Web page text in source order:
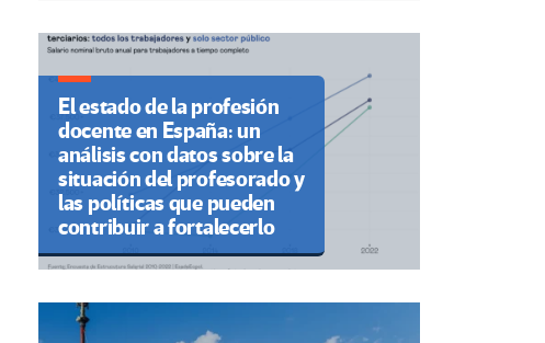
El estado de la profesión
docente en España: un
análisis con datos sobre la
situación del profesorado y
las políticas que pueden
contribuir a fortalecerlo